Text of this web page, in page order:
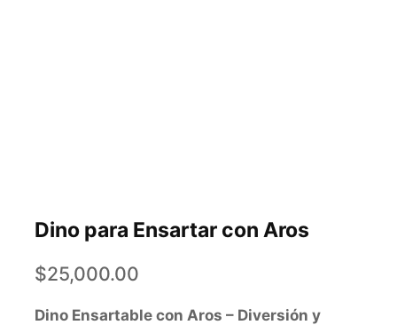
Dino para Ensartar con Aros
$25,000.00
Dino Ensartable con Aros – Diversión y